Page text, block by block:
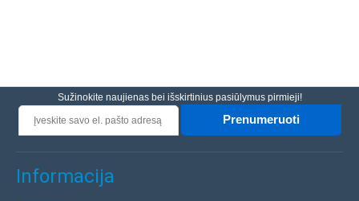
Sužinokite naujienas bei išskirtinius pasiūlymus pirmieji!
Prenumeruoti
Informacija